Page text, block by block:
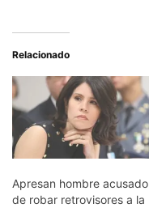
Relacionado
Apresan hombre acusado
de robar retrovisores a la